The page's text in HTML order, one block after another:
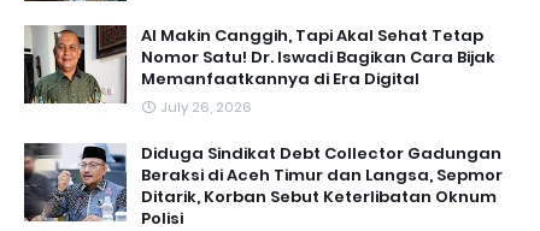
AI Makin Canggih, Tapi Akal Sehat Tetap
Nomor Satu! Dr. Iswadi Bagikan Cara Bijak
Memanfaatkannya di Era Digital
July 26, 2026
Diduga Sindikat Debt Collector Gadungan
Beraksi di Aceh Timur dan Langsa, Sepmor
Ditarik, Korban Sebut Keterlibatan Oknum
Polisi